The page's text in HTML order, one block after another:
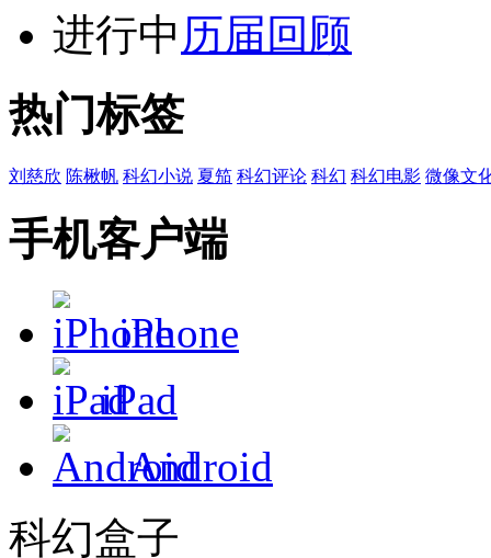
进行中 历届回顾
热门标签
刘慈欣 陈楸帆 科幻小说 夏笳 科幻评论 科幻 科幻电影 微像文
手机客户端
iPhone
iPad
Android
科幻盒子